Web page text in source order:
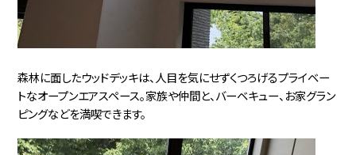
森林に面したウッドデッキは、人目を気にせずくつろげるプライベー
トなオープンエアスペース。家族や仲間と、バーベキュー、お家グラン
ピングなどを満喫できます。